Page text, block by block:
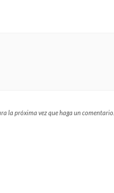
la próxima vez que haga un comentario.